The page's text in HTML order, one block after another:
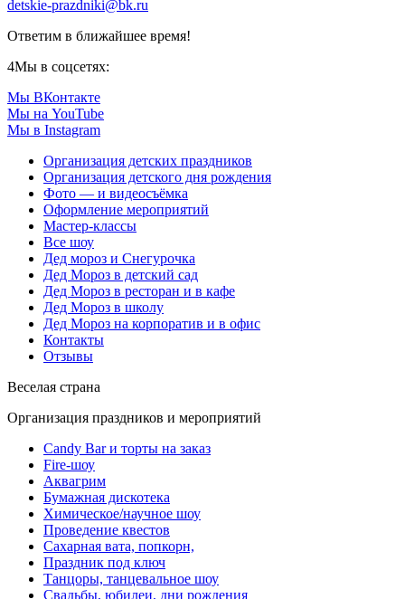
detskie-prazdniki@bk.ru
Ответим в ближайшее время!
4Мы в соцсетях:
Мы ВКонтакте
Мы на YouTube
Мы в Instagram
Организация детских праздников
Организация детского дня рождения
Фото — и видеосъёмка
Оформление мероприятий
Мастер-классы
Все шоу
Дед мороз и Снегурочка
Дед Мороз в детский сад
Дед Мороз в ресторан и в кафе
Дед Мороз в школу
Дед Мороз на корпоратив и в офис
Контакты
Отзывы
Веселая страна
Организация праздников и мероприятий
Candy Bar и торты на заказ
Fire-шоу
Аквагрим
Бумажная дискотека
Химическое/научное шоу
Проведение квестов
Сахарная вата, попкорн,
Праздник под ключ
Танцоры, танцевальное шоу
Свадьбы, юбилеи, дни рождения